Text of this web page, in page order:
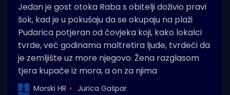
Jedan je gost otoka Raba s obitelji doživio pravi
šok, kad je u pokušaju da se okupaju na plaži
Pudarica potjeran od čovjeka koji, kako lokalci
tvrde, već godinama maltretira ljude, tvrdeći da
je zemljište uz more njegovo. Žena razglasom
tjera kupače iz mora, a on za njima
Morski HR Jurica Gašpar